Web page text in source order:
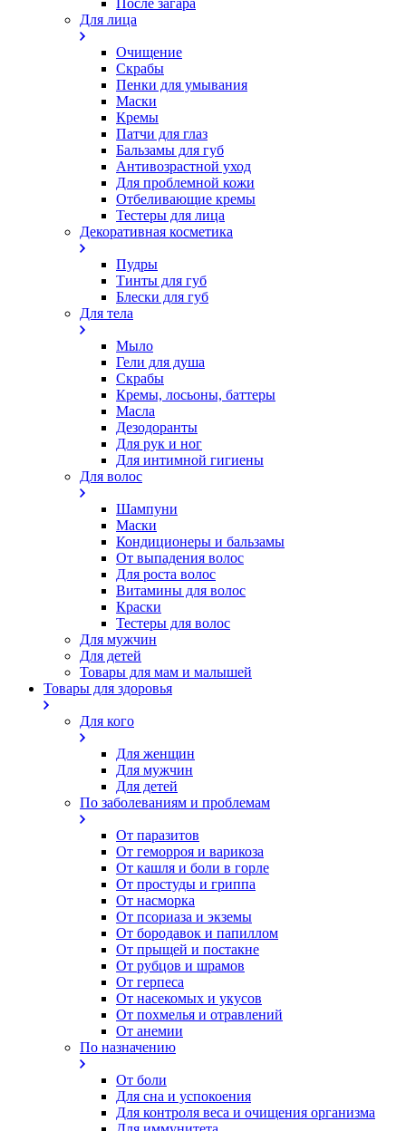
После загара
Для лица
Очищение
Скрабы
Пенки для умывания
Маски
Кремы
Патчи для глаз
Бальзамы для губ
Антивозрастной уход
Для проблемной кожи
Oтбеливающие кремы
Тестеры для лица
Декоративная косметика
Пудры
Тинты для губ
Блески для губ
Для тела
Мыло
Гели для душа
Скрабы
Кремы, лосьоны, баттеры
Масла
Дезодоранты
Для рук и ног
Для интимной гигиены
Для волос
Шампуни
Маски
Кондиционеры и бальзамы
От выпадения волос
Для роста волос
Витамины для волос
Краски
Тестеры для волос
Для мужчин
Для детей
Товары для мам и малышей
Товары для здоровья
Для кого
Для женщин
Для мужчин
Для детей
По заболеваниям и проблемам
От паразитов
Oт геморроя и варикоза
От кашля и боли в горле
От простуды и гриппа
От насморка
Oт псориаза и экземы
От бородавок и папиллом
От прыщей и постакне
От рубцов и шрамов
От герпеса
От насекомых и укусов
От похмелья и отравлений
От анемии
По назначению
От боли
Для сна и успокоения
Для контроля веса и очищения организма